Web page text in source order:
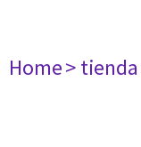
Home> tienda